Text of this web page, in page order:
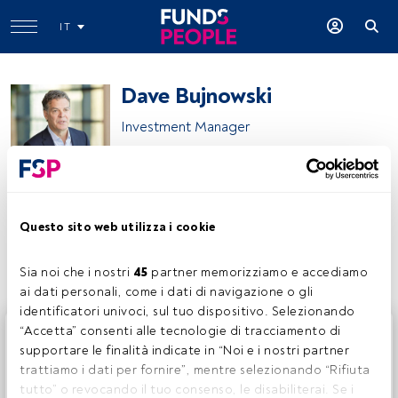
Questo sito web utilizza i cookie
Sia noi che i nostri 45 partner memorizziamo e accediamo
ai dati personali, come i dati di navigazione o gli
identificatori univoci, sul tuo dispositivo. Selezionando
“Accetta” consenti alle tecnologie di tracciamento di
supportare le finalità indicate in “Noi e i nostri partner
trattiamo i dati per fornire”, mentre selezionando “Rifiuta
tutto” o revocando il tuo consenso, le disabiliterai. Se i
IT
Dave Bujnowski
Investment Manager
Condividi:
Questo è un articolo riservato agli utenti FundsPeople. Se
sei già registrato, accedi tramite il pulsante Login. Se non
hai ancora un account, ti invitiamo a registrarti per scoprire
tutti i contenuti che FundsPeople ha da offrire.